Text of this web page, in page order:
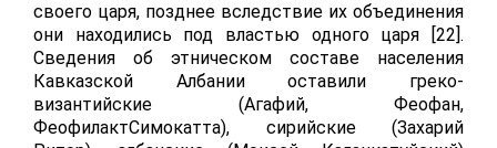
своего царя, позднее вследствие их объединения
они находились под властью одного царя [22].
Сведения об этническом составе населения
Кавказской Албании оставили греко-
византийские (Агафий, Феофан,
ФеофилактСимокатта), сирийские (Захарий